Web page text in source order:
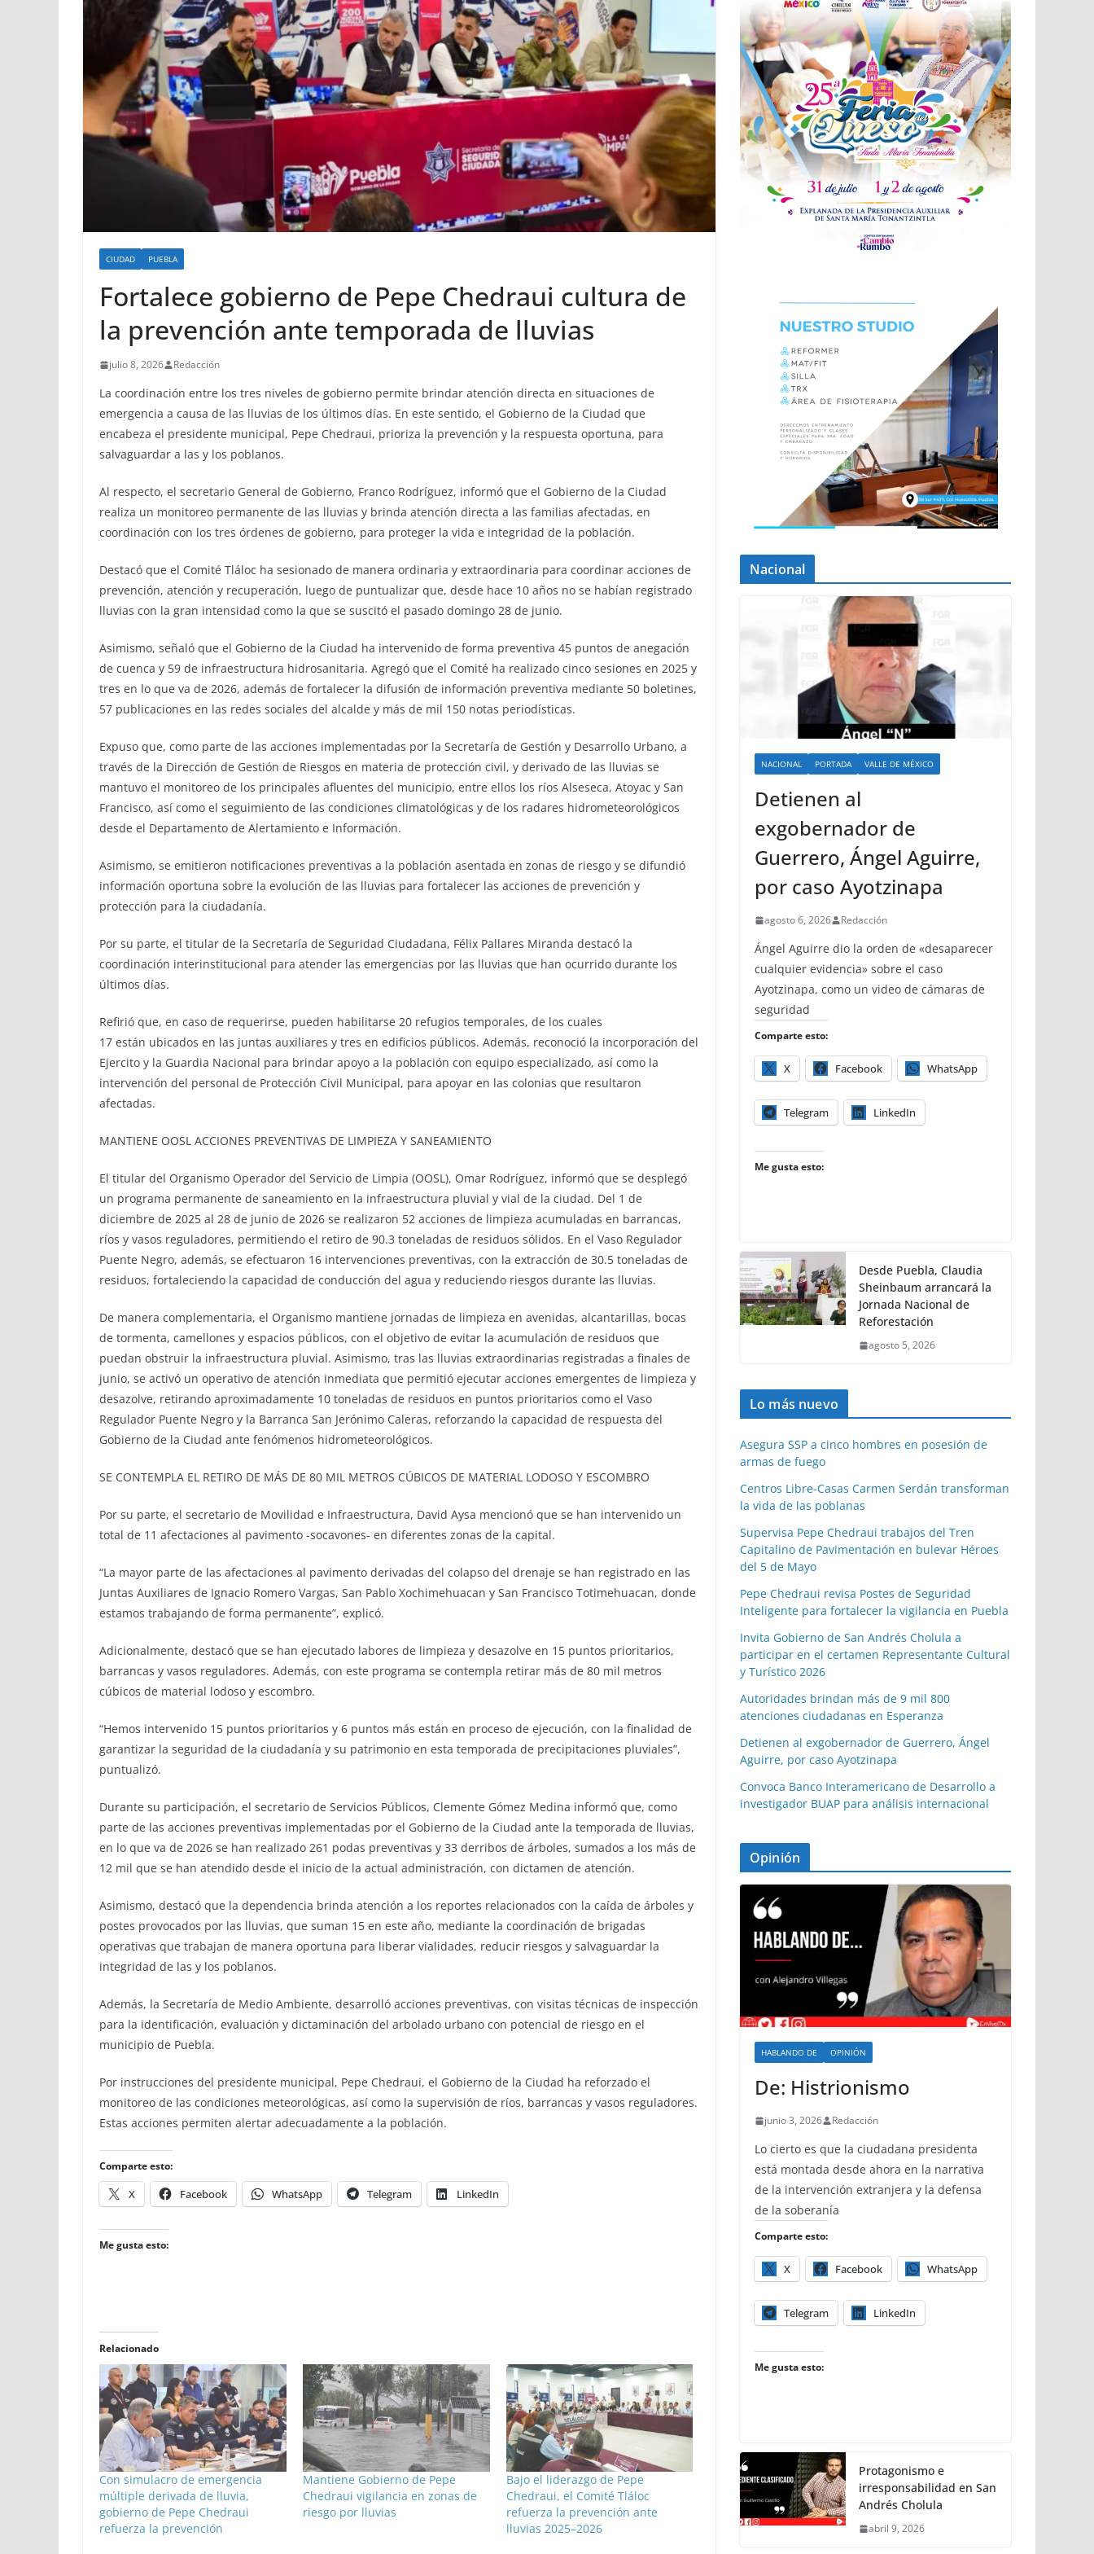
CIUDAD PUEBLA
Fortalece gobierno de Pepe Chedraui cultura de
la prevención ante temporada de lluvias
julio 8, 2026 Redacción
La coordinación entre los tres niveles de gobierno permite brindar atención directa en situaciones de
emergencia a causa de las lluvias de los últimos días. En este sentido, el Gobierno de la Ciudad que
encabeza el presidente municipal, Pepe Chedraui, prioriza la prevención y la respuesta oportuna, para
salvaguardar a las y los poblanos.
Al respecto, el secretario General de Gobierno, Franco Rodríguez, informó que el Gobierno de la Ciudad
realiza un monitoreo permanente de las lluvias y brinda atención directa a las familias afectadas, en
coordinación con los tres órdenes de gobierno, para proteger la vida e integridad de la población.
Destacó que el Comité Tláloc ha sesionado de manera ordinaria y extraordinaria para coordinar acciones de
prevención, atención y recuperación, luego de puntualizar que, desde hace 10 años no se habían registrado
lluvias con la gran intensidad como la que se suscitó el pasado domingo 28 de junio.
Asimismo, señaló que el Gobierno de la Ciudad ha intervenido de forma preventiva 45 puntos de anegación
de cuenca y 59 de infraestructura hidrosanitaria. Agregó que el Comité ha realizado cinco sesiones en 2025 y
tres en lo que va de 2026, además de fortalecer la difusión de información preventiva mediante 50 boletines,
57 publicaciones en las redes sociales del alcalde y más de mil 150 notas periodísticas.
Expuso que, como parte de las acciones implementadas por la Secretaría de Gestión y Desarrollo Urbano, a
través de la Dirección de Gestión de Riesgos en materia de protección civil, y derivado de las lluvias se
mantuvo el monitoreo de los principales afluentes del municipio, entre ellos los ríos Alseseca, Atoyac y San
Francisco, así como el seguimiento de las condiciones climatológicas y de los radares hidrometeorológicos
desde el Departamento de Alertamiento e Información.
Asimismo, se emitieron notificaciones preventivas a la población asentada en zonas de riesgo y se difundió
información oportuna sobre la evolución de las lluvias para fortalecer las acciones de prevención y
protección para la ciudadanía.
Por su parte, el titular de la Secretaría de Seguridad Ciudadana, Félix Pallares Miranda destacó la
coordinación interinstitucional para atender las emergencias por las lluvias que han ocurrido durante los
últimos días.
Refirió que, en caso de requerirse, pueden habilitarse 20 refugios temporales, de los cuales
17 están ubicados en las juntas auxiliares y tres en edificios públicos. Además, reconoció la incorporación del
Ejercito y la Guardia Nacional para brindar apoyo a la población con equipo especializado, así como la
intervención del personal de Protección Civil Municipal, para apoyar en las colonias que resultaron
afectadas.
MANTIENE OOSL ACCIONES PREVENTIVAS DE LIMPIEZA Y SANEAMIENTO
El titular del Organismo Operador del Servicio de Limpia (OOSL), Omar Rodríguez, informó que se desplegó
un programa permanente de saneamiento en la infraestructura pluvial y vial de la ciudad. Del 1 de
diciembre de 2025 al 28 de junio de 2026 se realizaron 52 acciones de limpieza acumuladas en barrancas,
ríos y vasos reguladores, permitiendo el retiro de 90.3 toneladas de residuos sólidos. En el Vaso Regulador
Puente Negro, además, se efectuaron 16 intervenciones preventivas, con la extracción de 30.5 toneladas de
residuos, fortaleciendo la capacidad de conducción del agua y reduciendo riesgos durante las lluvias.
De manera complementaria, el Organismo mantiene jornadas de limpieza en avenidas, alcantarillas, bocas
de tormenta, camellones y espacios públicos, con el objetivo de evitar la acumulación de residuos que
puedan obstruir la infraestructura pluvial. Asimismo, tras las lluvias extraordinarias registradas a finales de
junio, se activó un operativo de atención inmediata que permitió ejecutar acciones emergentes de limpieza y
desazolve, retirando aproximadamente 10 toneladas de residuos en puntos prioritarios como el Vaso
Regulador Puente Negro y la Barranca San Jerónimo Caleras, reforzando la capacidad de respuesta del
Gobierno de la Ciudad ante fenómenos hidrometeorológicos.
SE CONTEMPLA EL RETIRO DE MÁS DE 80 MIL METROS CÚBICOS DE MATERIAL LODOSO Y ESCOMBRO
Por su parte, el secretario de Movilidad e Infraestructura, David Aysa mencionó que se han intervenido un
total de 11 afectaciones al pavimento -socavones- en diferentes zonas de la capital.
“La mayor parte de las afectaciones al pavimento derivadas del colapso del drenaje se han registrado en las
Juntas Auxiliares de Ignacio Romero Vargas, San Pablo Xochimehuacan y San Francisco Totimehuacan, donde
estamos trabajando de forma permanente”, explicó.
Adicionalmente, destacó que se han ejecutado labores de limpieza y desazolve en 15 puntos prioritarios,
barrancas y vasos reguladores. Además, con este programa se contempla retirar más de 80 mil metros
cúbicos de material lodoso y escombro.
“Hemos intervenido 15 puntos prioritarios y 6 puntos más están en proceso de ejecución, con la finalidad de
garantizar la seguridad de la ciudadanía y su patrimonio en esta temporada de precipitaciones pluviales”,
puntualizó.
Durante su participación, el secretario de Servicios Públicos, Clemente Gómez Medina informó que, como
parte de las acciones preventivas implementadas por el Gobierno de la Ciudad ante la temporada de lluvias,
en lo que va de 2026 se han realizado 261 podas preventivas y 33 derribos de árboles, sumados a los más de
12 mil que se han atendido desde el inicio de la actual administración, con dictamen de atención.
Asimismo, destacó que la dependencia brinda atención a los reportes relacionados con la caída de árboles y
postes provocados por las lluvias, que suman 15 en este año, mediante la coordinación de brigadas
operativas que trabajan de manera oportuna para liberar vialidades, reducir riesgos y salvaguardar la
integridad de las y los poblanos.
Además, la Secretaría de Medio Ambiente, desarrolló acciones preventivas, con visitas técnicas de inspección
para la identificación, evaluación y dictaminación del arbolado urbano con potencial de riesgo en el
municipio de Puebla.
Por instrucciones del presidente municipal, Pepe Chedraui, el Gobierno de la Ciudad ha reforzado el
monitoreo de las condiciones meteorológicas, así como la supervisión de ríos, barrancas y vasos reguladores.
Estas acciones permiten alertar adecuadamente a la población.
Comparte esto:
X Facebook WhatsApp Telegram LinkedIn
Me gusta esto:
Relacionado
Con simulacro de emergencia
múltiple derivada de lluvia,
gobierno de Pepe Chedraui
refuerza la prevención
Mantiene Gobierno de Pepe
Chedraui vigilancia en zonas de
riesgo por lluvias
Bajo el liderazgo de Pepe
Chedraui, el Comité Tláloc
refuerza la prevención ante
lluvias 2025–2026
Nacional
NACIONAL PORTADA VALLE DE MÉXICO
Detienen al
exgobernador de
Guerrero, Ángel Aguirre,
por caso Ayotzinapa
agosto 6, 2026 Redacción
Ángel Aguirre dio la orden de «desaparecer
cualquier evidencia» sobre el caso
Ayotzinapa, como un video de cámaras de
seguridad
Comparte esto:
X Facebook WhatsApp
Telegram LinkedIn
Me gusta esto:
Desde Puebla, Claudia
Sheinbaum arrancará la
Jornada Nacional de
Reforestación
agosto 5, 2026
Lo más nuevo
Asegura SSP a cinco hombres en posesión de
armas de fuego
Centros Libre-Casas Carmen Serdán transforman
la vida de las poblanas
Supervisa Pepe Chedraui trabajos del Tren
Capitalino de Pavimentación en bulevar Héroes
del 5 de Mayo
Pepe Chedraui revisa Postes de Seguridad
Inteligente para fortalecer la vigilancia en Puebla
Invita Gobierno de San Andrés Cholula a
participar en el certamen Representante Cultural
y Turístico 2026
Autoridades brindan más de 9 mil 800
atenciones ciudadanas en Esperanza
Detienen al exgobernador de Guerrero, Ángel
Aguirre, por caso Ayotzinapa
Convoca Banco Interamericano de Desarrollo a
investigador BUAP para análisis internacional
Opinión
HABLANDO DE OPINIÓN
De: Histrionismo
junio 3, 2026 Redacción
Lo cierto es que la ciudadana presidenta
está montada desde ahora en la narrativa
de la intervención extranjera y la defensa
de la soberanía
Comparte esto:
X Facebook WhatsApp
Telegram LinkedIn
Me gusta esto:
Protagonismo e
irresponsabilidad en San
Andrés Cholula
abril 9, 2026